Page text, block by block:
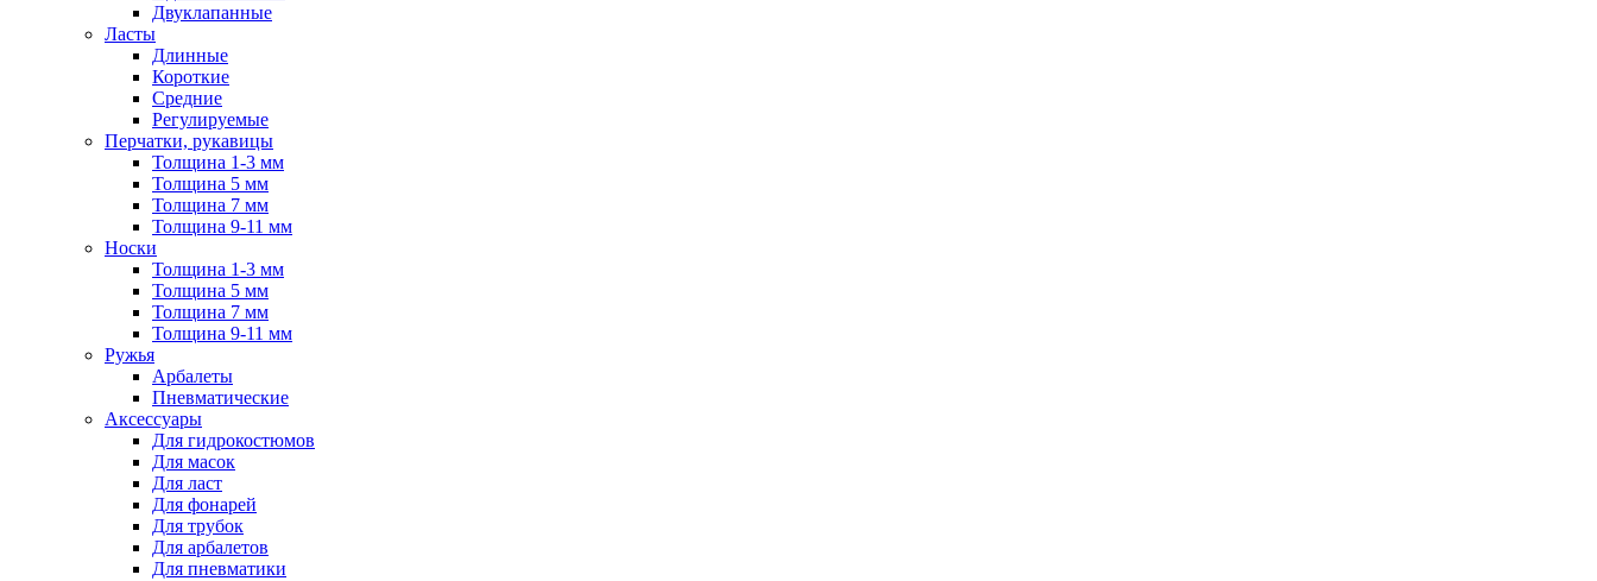
Двуклапанные
Ласты
Длинные
Короткие
Средние
Регулируемые
Перчатки, рукавицы
Толщина 1-3 мм
Толщина 5 мм
Толщина 7 мм
Толщина 9-11 мм
Носки
Толщина 1-3 мм
Толщина 5 мм
Толщина 7 мм
Толщина 9-11 мм
Ружья
Арбалеты
Пневматические
Аксессуары
Для гидрокостюмов
Для масок
Для ласт
Для фонарей
Для трубок
Для арбалетов
Для пневматики